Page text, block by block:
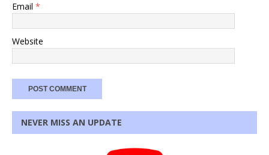
Email *
Website
NEVER MISS AN UPDATE